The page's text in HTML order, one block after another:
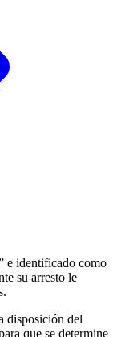
e identificado como
su arresto le
disposición del
que se determine